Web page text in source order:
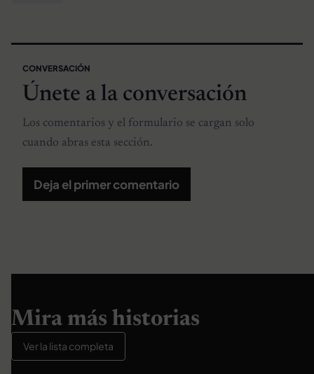
CONVERSACIÓN
Únete a la conversación
Los comentarios y el formulario se cargan solo
cuando abras esta sección.
Deja el primer comentario
Mira más historias
Ver la lista completa